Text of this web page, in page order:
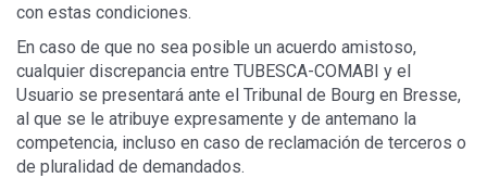
con estas condiciones.
En caso de que no sea posible un acuerdo amistoso,
cualquier discrepancia entre TUBESCA-COMABI y el
Usuario se presentará ante el Tribunal de Bourg en Bresse,
al que se le atribuye expresamente y de antemano la
competencia, incluso en caso de reclamación de terceros o
de pluralidad de demandados.